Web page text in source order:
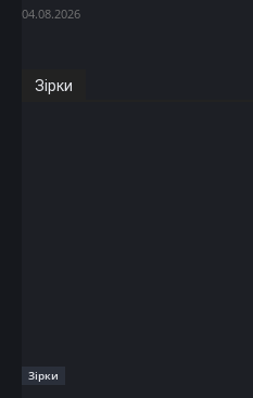
04.08.2026
Зірки
Зірки